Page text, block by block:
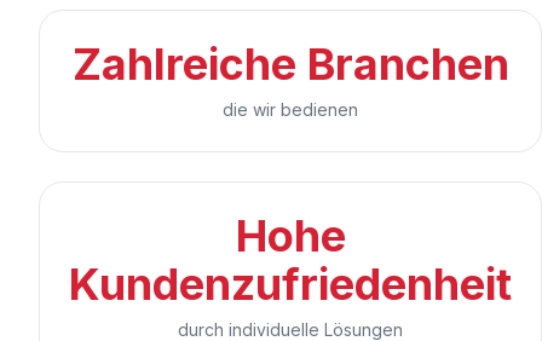
Zahlreiche Branchen
die wir bedienen
Hohe
Kundenzufriedenheit
durch individuelle Lösungen